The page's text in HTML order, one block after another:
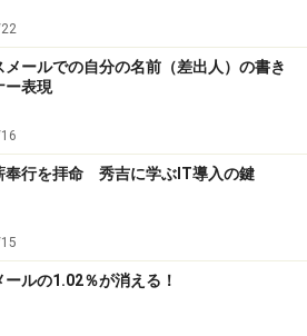
メールでの自分の名前（差出人）の書き
ー表現
行を拝命 秀吉に学ぶIT導入の鍵
ールの1.02％が消える！